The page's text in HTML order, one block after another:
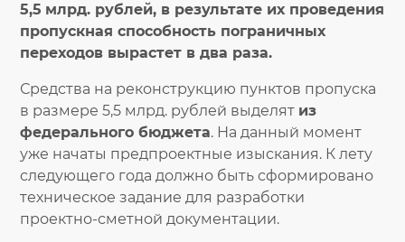
5,5 млрд. рублей, в результате их проведения
пропускная способность пограничных
переходов вырастет в два раза.
Средства на реконструкцию пунктов пропуска
в размере 5,5 млрд. рублей выделят из
федерального бюджета. На данный момент
уже начаты предпроектные изыскания. К лету
следующего года должно быть сформировано
техническое задание для разработки
проектно-сметной документации.